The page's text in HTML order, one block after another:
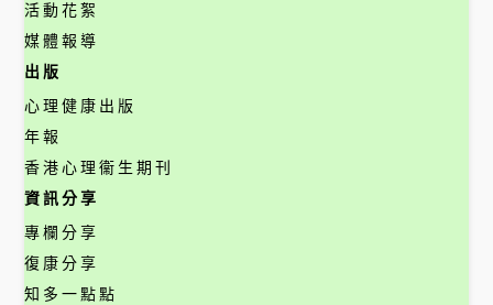
活動花絮
媒體報導
出版
心理健康出版
年報
香港心理衞生期刊
資訊分享
專欄分享
復康分享
知多一點點